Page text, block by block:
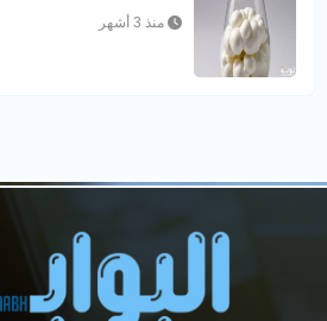
منذ 3 أشهر